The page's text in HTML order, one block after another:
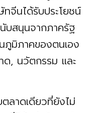
จีนได้รับประโยชน์
บสนุนจากภาครัฐ
ภูมิภาคของตนเอง
ด, นวัตกรรม และ
ลาดเดียวที่ยังไม่